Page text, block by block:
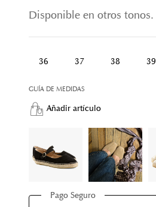
Disponible en otros tonos.
36 37 38 39
GUÍA DE MEDIDAS
Añadir artículo
Pago Seguro